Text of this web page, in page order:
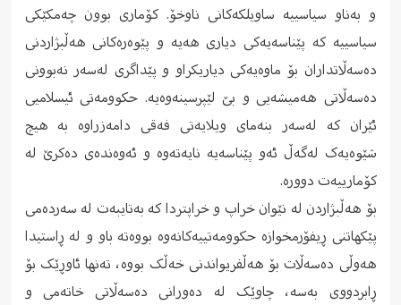
و بەناو سیاسییە ساویلکەکانی ناوخۆ. کۆماری بوون چەمکێکی
سیاسییە کە پێناسەیەکی دیاری هەیە و پێوەرەکانی هەڵبژاردنی
دەسەڵاتداران بۆ ماوەیەکی دیاریکراو و پێداگری لەسەر نەبوونی
دەسەڵاتی هەمیشەیی و بێ لێپرسینەوەیە. حکوومەتی ئیسلامیی
ئێران کە لەسەر بنەمای ویلایەتی فەقی دامەزراوە بە هیچ
شێوەیەک لەگەڵ ئەو پێناسەیە نایەتەوە و ئەوەندەی دەکرێ لە
کۆمارییەت دوورە.
بۆ هەڵبژاردن لە نێوان خراپ و خراپتردا کە بەتایبەت لە سەردەمی
پێکهاتنی ڕیفۆرمخوازە حکوومەتییەکانەوە بووەتە باو و لە ڕاستیدا
هەوڵی دەسەڵات بۆ هەڵفریواندنی خەڵک بووە، تەنها ئاوڕێک بۆ
ڕابردووی بەسە، چاوێک لە دەورانی دەسەڵاتی خاتەمی و